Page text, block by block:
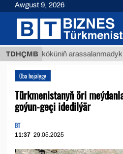
TDHÇMB
köküniň arassalanmadyk
Oba hojalygy
Türkmenistanyň öri
goýun-geçi idedilýär
BT
11:37 29.05.2025
Awgust 9, 2026